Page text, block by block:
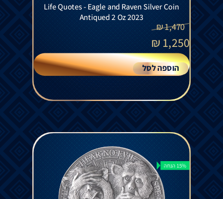
Life Quotes - Eagle and Raven Silver Coin
Antiqued 2 Oz 2023
1,470
₪
1,250
₪
הוספה לסל
15% הנחה